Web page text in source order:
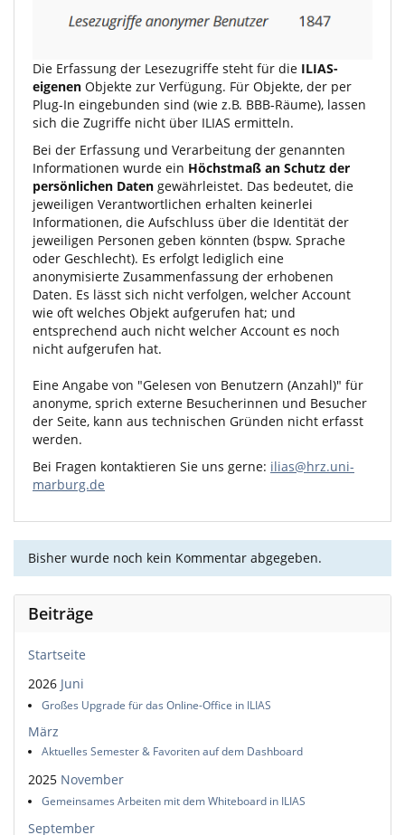
Die Erfassung der Lesezugriffe steht für die ILIAS-
eigenen Objekte zur Verfügung. Für Objekte, der per
Plug-In eingebunden sind (wie z.B. BBB-Räume), lassen
sich die Zugriffe nicht über ILIAS ermitteln.
Bei der Erfassung und Verarbeitung der genannten
Informationen wurde ein Höchstmaß an Schutz der
persönlichen Daten gewährleistet. Das bedeutet, die
jeweiligen Verantwortlichen erhalten keinerlei
Informationen, die Aufschluss über die Identität der
jeweiligen Personen geben könnten (bspw. Sprache
oder Geschlecht). Es erfolgt lediglich eine
anonymisierte Zusammenfassung der erhobenen
Daten. Es lässt sich nicht verfolgen, welcher Account
wie oft welches Objekt aufgerufen hat; und
entsprechend auch nicht welcher Account es noch
nicht aufgerufen hat.
Eine Angabe von "Gelesen von Benutzern (Anzahl)" für
anonyme, sprich externe Besucherinnen und Besucher
der Seite, kann aus technischen Gründen nicht erfasst
werden.
Bei Fragen kontaktieren Sie uns gerne: ilias@hrz.uni-
marburg.de
Bisher wurde noch kein Kommentar abgegeben.
Beiträge
Startseite
2026 Juni
Großes Upgrade für das Online-Office in ILIAS
März
Aktuelles Semester & Favoriten auf dem Dashboard
2025 November
Gemeinsames Arbeiten mit dem Whiteboard in ILIAS
September